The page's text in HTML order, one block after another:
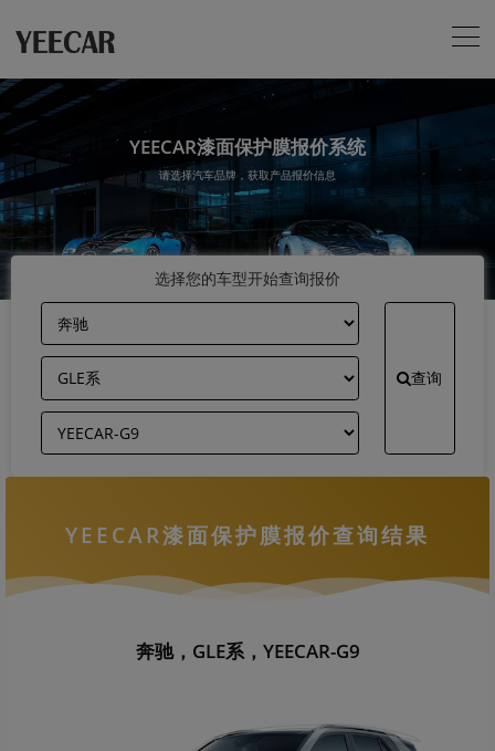
YEECAR漆面保护膜报价系统
请选择汽车品牌，获取产品报价信息
选择您的车型开始查询报价
查询
YEECAR漆面保护膜报价查询结果
奔驰，GLE系，YEECAR-G9